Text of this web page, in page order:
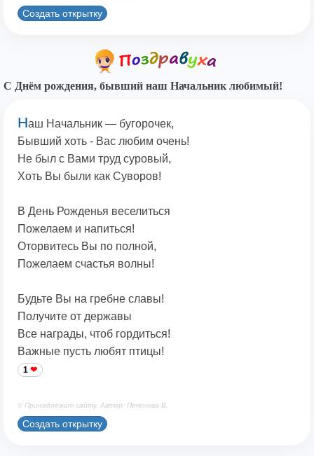
Создать открытку
С Днём рождения, бывший наш Начальник любимый!
Наш Начальник — бугорочек,
Бывший хоть - Вас любим очень!
Не был с Вами труд суровый,
Хоть Вы были как Суворов!
В День Рожденья веселиться
Пожелаем и напиться!
Оторвитесь Вы по полной,
Пожелаем счастья волны!
Будьте Вы на гребне славы!
Получите от державы
Все награды, чтоб гордиться!
Важные пусть любят птицы!
1
© Принадлежит сайту. Автор: Печенова В.
Создать открытку